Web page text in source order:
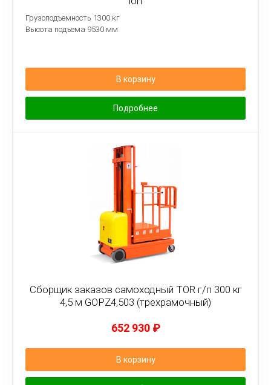
Грузоподъемность 1300 кг
Высота подъема 9530 мм
В корзину
Подробнее
Сборщик заказов самоходный TOR г/п 300 кг
4,5 м GOPZ4,503 (трехрамочный)
652 930 ₽
В корзину